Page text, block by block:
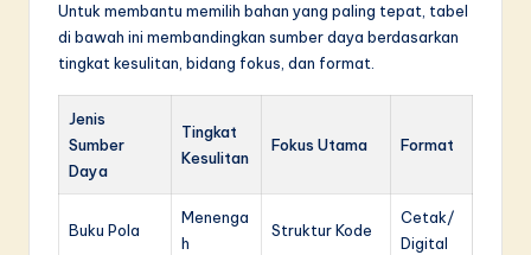
Untuk membantu memilih bahan yang paling tepat, tabel
di bawah ini membandingkan sumber daya berdasarkan
tingkat kesulitan, bidang fokus, dan format.
Jenis
Sumber
Daya
Tingkat
Kesulitan
Fokus Utama Format
Buku Pola
Menenga
h
Struktur Kode
Cetak/
Digital